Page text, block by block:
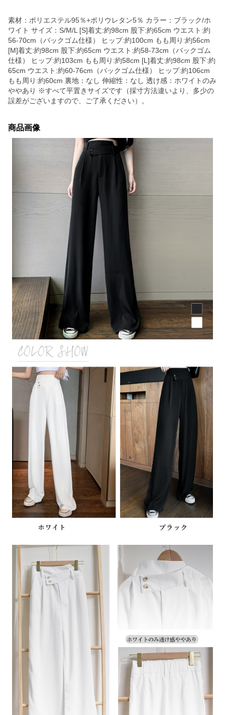
素材：ポリエステル95％+ポリウレタン5％ カラー：ブラック/ホ
ワイト サイズ：S/M/L [S]着丈:約98cm 股下:約65cm ウエスト:約
56-70cm（バックゴム仕様） ヒップ:約100cm もも周り:約56cm
[M]着丈:約98cm 股下:約65cm ウエスト:約58-73cm（バックゴム
仕様） ヒップ:約103cm もも周り:約58cm [L]着丈:約98cm 股下:約
65cm ウエスト:約60-76cm（バックゴム仕様） ヒップ:約106cm
もも周り:約60cm 裏地：なし 伸縮性：なし 透け感：ホワイトのみ
ややあり ※すべて平置きサイズです（採寸方法違いより、多少の
誤差がございますので、ご了承ください）。
商品画像